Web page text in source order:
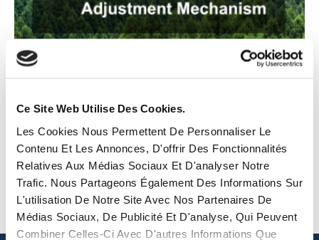
Ce Site Web Utilise Des Cookies.
Les Cookies Nous Permettent De Personnaliser Le
Contenu Et Les Annonces, D'offrir Des Fonctionnalités
Relatives Aux Médias Sociaux Et D'analyser Notre
Trafic. Nous Partageons Également Des Informations Sur
L'utilisation De Notre Site Avec Nos Partenaires De
Médias Sociaux, De Publicité Et D'analyse, Qui Peuvent
Combiner Celles-Ci Avec D'autres Informations Que
| EASTWISE
22 mai 2024 Aucun commentaire
Le Mécanisme d’Ajustement Carbone aux Frontières
(MACF), également connu sous le nom de CBAM,
représente l’engagement de l’Union Européenne (UE) à
fixer un prix équitable
Lire la suite